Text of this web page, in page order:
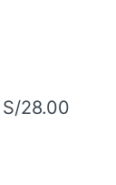
S/28.00